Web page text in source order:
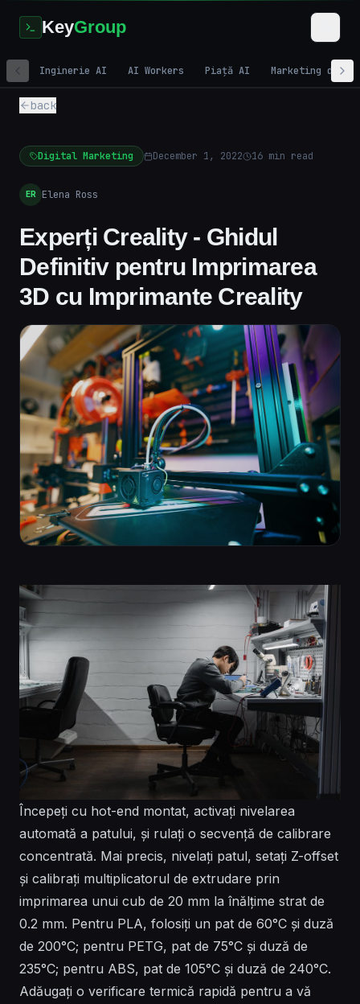
KeyGroup
Inginerie AI AI Workers Piață AI Marketing
back
Digital Marketing December 1, 2022 16 min read
ER Elena Ross
Experți Creality - Ghidul
Definitiv pentru Imprimarea
3D cu Imprimante Creality
Începeți cu hot-end montat, activați nivelarea
automată a patului, și rulați o secvență de calibrare
concentrată. Mai precis, nivelați patul, setați Z-offset
și calibrați multiplicatorul de extrudare prin
imprimarea unui cub de 20 mm la înălțime strat de
0.2 mm. Pentru PLA, folosiți un pat de 60°C și duză
de 200°C; pentru PETG, pat de 75°C și duză de
235°C; pentru ABS, pat de 105°C și duză de 240°C.
Adăugați o verificare termică rapidă pentru a vă